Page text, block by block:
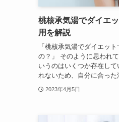
桃核承気湯でダイエ
用を解説
「桃核承気湯でダイエッ
の？」 そのように思われ
いうのはいくつか存在し
れないため、自分に合っ
2023年4月5日